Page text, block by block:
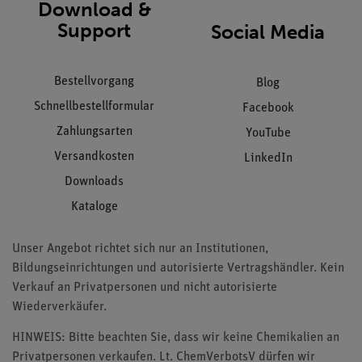
Download &
Support
Bestellvorgang
Schnellbestellformular
Zahlungsarten
Versandkosten
Downloads
Kataloge
Social Media
Blog
Facebook
YouTube
LinkedIn
Unser Angebot richtet sich nur an Institutionen,
Bildungseinrichtungen und autorisierte Vertragshändler. Kein
Verkauf an Privatpersonen und nicht autorisierte
Wiederverkäufer.
HINWEIS: Bitte beachten Sie, dass wir keine Chemikalien an
Privatpersonen verkaufen. Lt. ChemVerbotsV dürfen wir